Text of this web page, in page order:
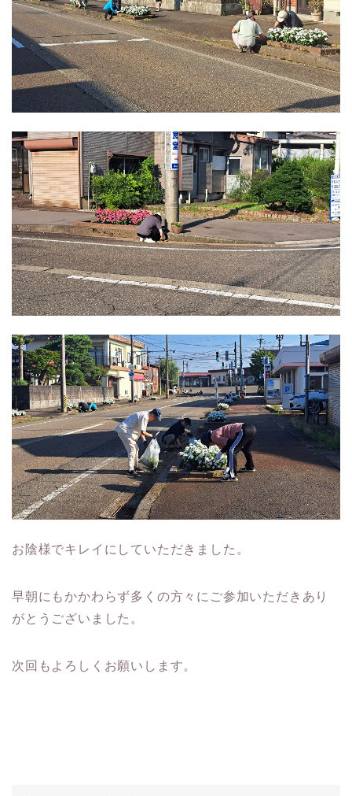
お陰様でキレイにしていただきました。
早朝にもかかわらず多くの方々にご参加いただきあり
がとうございました。
次回もよろしくお願いします。